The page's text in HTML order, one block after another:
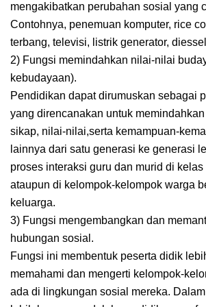
mengakibatkan perubahan sosial yang
Contohnya, penemuan komputer, rice
terbang, televisi, listrik generator,
2) Fungsi memindahkan nilai-nilai
kebudayaan).
Pendidikan dapat dirumuskan sebagai
yang direncanakan untuk
sikap, nilai-nilai,serta kemampuan-
lainnya dari satu generasi ke generasi
proses interaksi guru dan murid di
ataupun di kelompok-kelompok warga
keluarga.
3) Fungsi mengembangkan dan
hubungan sosial.
Fungsi ini membentuk peserta didik
memahami dan mengerti kelompok-
ada di lingkungan sosial mereka.